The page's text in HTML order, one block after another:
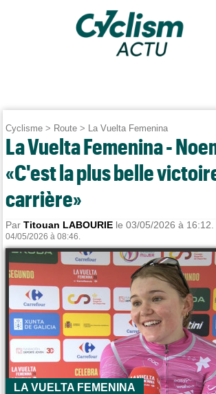
Cyclisme > Route > La Vuelta Femenina
La Vuelta Femenina -
«C'est la plus belle
carrière»
ParTitouan LABOURIE le 03/05/2026 à 16:12.
04/05/2026 à 08:46.
LA VUELTA FEMENINA